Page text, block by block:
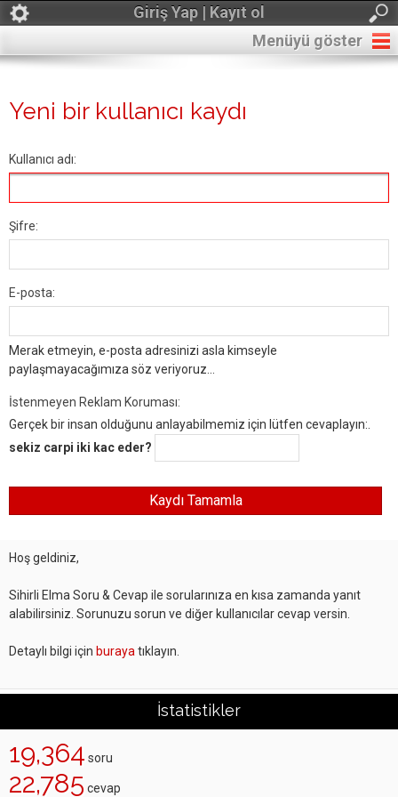
Giriş Yap | Kayıt ol
Menüyü göster
Yeni bir kullanıcı kaydı
Kullanıcı adı:
Şifre:
E-posta:
Merak etmeyin, e-posta adresinizi asla kimseyle
paylaşmayacağımıza söz veriyoruz...
İstenmeyen Reklam Koruması:
Gerçek bir insan olduğunu anlayabilmemiz için lütfen cevaplayın:.
sekiz carpi iki kac eder?
Hoş geldiniz,
Sihirli Elma Soru & Cevap ile sorularınıza en kısa zamanda yanıt
alabilirsiniz. Sorunuzu sorun ve diğer kullanıcılar cevap versin.
Detaylı bilgi için buraya tıklayın.
İstatistikler
19,364 soru
22,785 cevap